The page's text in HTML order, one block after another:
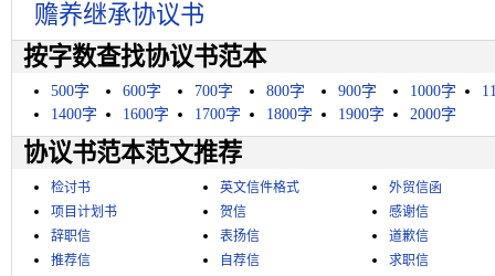
赡养继承协议书
按字数查找协议书范本
500字 600字 700字 800字 900字 1000字
1400字
1600字 1700字 1800字 1900字 2000字
协议书范本范文推荐
检讨书 英文信件格式
外贸信函
项目计划书
贺信
感谢信
辞职信
表扬信
道歉信
推荐信
自荐信
求职信